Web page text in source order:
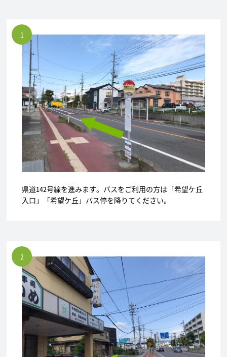
県道142号線を進みます。バスをご利用の方は「希望ケ丘
入口」「希望ケ丘」バス停を降りてください。